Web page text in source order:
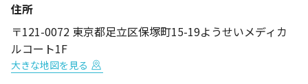
住所
〒121-0072 東京都足立区保塚町15-19ようせいメディカ
ルコート1F
大きな地図を見る